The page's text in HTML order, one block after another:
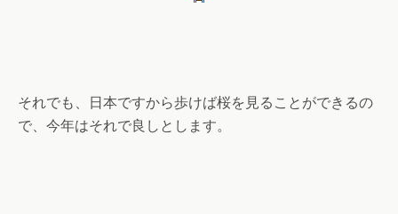
それでも、日本ですから歩けば桜を見ることができるの
で、今年はそれで良しとします。